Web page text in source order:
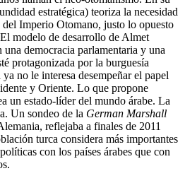
estratégica) teoriza la necesidad
Imperio Otomano, justo lo opuesto
modelo de desarrollo de Almet
democracia parlamentaria y una
protagonizada por la burguesía
no le interesa desempeñar el papel
y Oriente. Lo que propone
un estado-líder del mundo árabe. La
Un sondeo de la German Marshall
reflejaba a finales de 2011
turca considera más importantes
con los países árabes que con